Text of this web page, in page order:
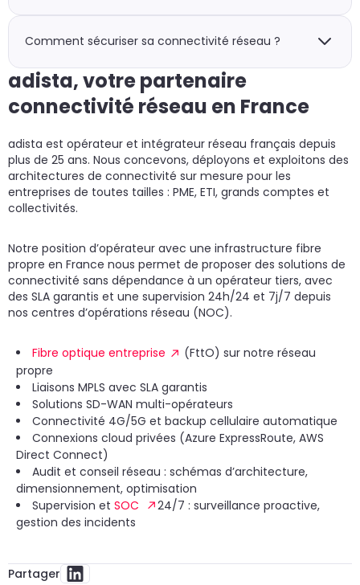
international).
lien disponible en temps réel, en optimisant le chemin
vers les applications cloud et en permettant un
basculement automatique en cas de panne d’un lien.
Par rapport au MPLS pur, le SD-WAN réduit
généralement les coûts de 40 à 60 % tout en
améliorant les performances cloud.
site – il relie les équipements sur un périmètre
débits élevés et une latence très faible. Le WAN (Wide
Area Network) relie des sites géographiquement
distants via des liaisons louées (MPLS) ou Internet. La
gestion du WAN est généralement confiée à un
est administré par les équipes IT de l’entreprise.
Comment sécuriser sa connectivité réseau ?
La sécurisation de la connectivité réseau repose sur
plusieurs niveaux : (1) le chiffrement des
communications (VPN IPsec, TLS), (2) la
mouvements latéraux en cas d’intrusion, (3) le Zero
Trust Network Access (ZTNA) pour les accès distants,
(4) un pare-feu next-generation (NGFW) en coupure
sur les accès Internet et cloud, et (5) une supervision
continue des flux (SIEM, NDR) pour détecter les
adista, votre partenaire
connectivité réseau en France
adista est opérateur et intégrateur réseau français depuis
plus de 25 ans. Nous concevons, déployons et exploitons des
architectures de connectivité sur mesure pour les
entreprises de toutes tailles : PME, ETI, grands comptes et
collectivités.
Notre position d’opérateur avec une infrastructure fibre
propre en France nous permet de proposer des solutions de
connectivité sans dépendance à un opérateur tiers, avec
des SLA garantis et une supervision 24h/24 et 7j/7 depuis
nos centres d’opérations réseau (NOC).
Fibre optique entreprise
(FttO) sur notre réseau
propre
Liaisons MPLS avec SLA garantis
Solutions SD-WAN multi-opérateurs
Connectivité 4G/5G et backup cellulaire automatique
Connexions cloud privées (Azure ExpressRoute, AWS
Direct Connect)
Audit et conseil réseau : schémas d’architecture,
dimensionnement, optimisation
Supervision et SOC
24/7 : surveillance proactive,
gestion des incidents
Partager